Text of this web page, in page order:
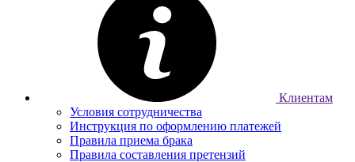
Клиентам
Условия сотрудничества
Инструкция по оформлению платежей
Правила приема брака
Правила составления претензий